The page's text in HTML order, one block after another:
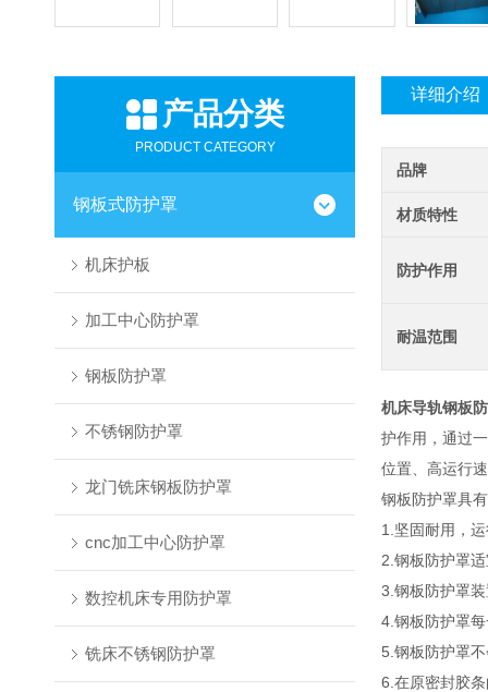
产品分类
PRODUCT CATEGORY
钢板式防护罩
机床护板
加工中心防护罩
钢板防护罩
不锈钢防护罩
龙门铣床钢板防护罩
cnc加工中心防护罩
数控机床专用防护罩
铣床不锈钢防护罩
详细介绍
品牌
材质特性
防护作用
耐温范围
机床导轨钢板
护作用，通过
位置、高运行
钢板防护罩具
1.坚固耐用，
2.钢板防护罩
3.钢板防护罩
4.钢板防护罩
5.钢板防护罩
6.在原密封胶